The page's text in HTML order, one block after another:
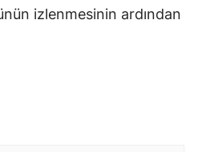
izlenmesinin ardından